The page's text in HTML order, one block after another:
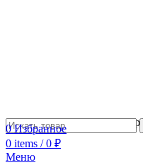
Сотрудничество с
0Избранное
0 items / 0 ₽
Меню